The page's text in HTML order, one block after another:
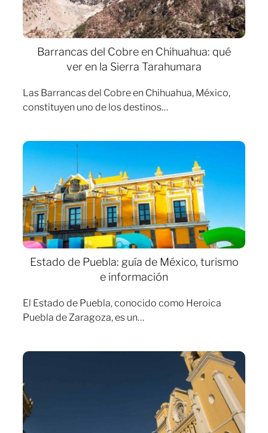
Barrancas del Cobre en Chihuahua: qué
ver en la Sierra Tarahumara
Las Barrancas del Cobre en Chihuahua, México,
constituyen uno de los destinos…
Estado de Puebla: guía de México, turismo
e información
El Estado de Puebla, conocido como Heroica
Puebla de Zaragoza, es un…